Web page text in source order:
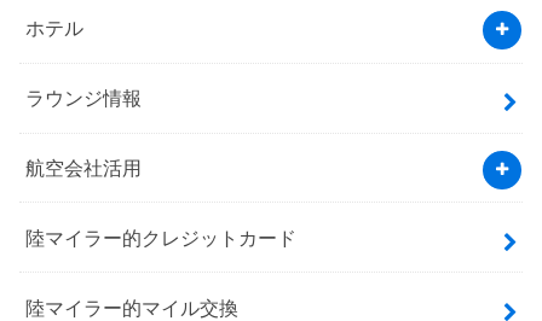
ホテル
ラウンジ情報
航空会社活用
陸マイラー的クレジットカード
陸マイラー的マイル交換